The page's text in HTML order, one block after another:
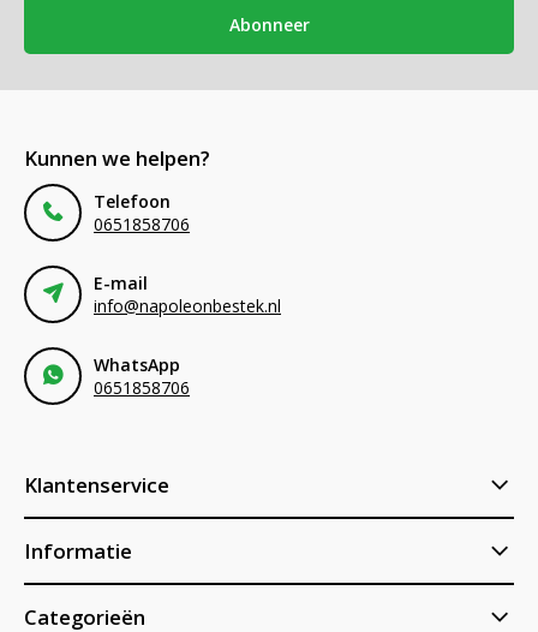
Abonneer
Kunnen we helpen?
Telefoon
0651858706
E-mail
info@napoleonbestek.nl
WhatsApp
0651858706
Klantenservice
Informatie
Categorieën